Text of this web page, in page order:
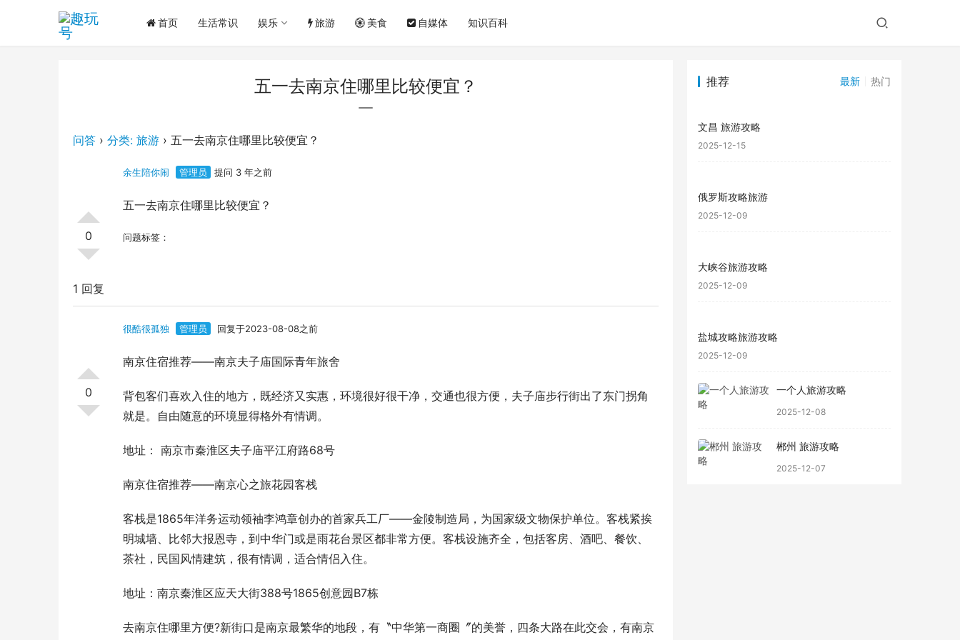
首页 生活常识 娱乐 旅游 美食 自媒体 知识百科
五一去南京住哪里比较便宜？
问答 › 分类: 旅游 › 五一去南京住哪里比较便宜？
0
余生陪你闹 管理员 提问 3 年之前
五一去南京住哪里比较便宜？
问题标签：
1 回复
0
很酷很孤独 管理员 回复于2023-08-08之前
南京住宿推荐——南京夫子庙国际青年旅舍
背包客们喜欢入住的地方，既经济又实惠，环境很好很干净，交通也很方便，夫子庙步行街出了东门拐角
就是。自由随意的环境显得格外有情调。
地址： 南京市秦淮区夫子庙平江府路68号
南京住宿推荐——南京心之旅花园客栈
客栈是1865年洋务运动领袖李鸿章创办的首家兵工厂——金陵制造局，为国家级文物保护单位。客栈紧挨
明城墙、比邻大报恩寺，到中华门或是雨花台景区都非常方便。客栈设施齐全，包括客房、酒吧、餐饮、
茶社，民国风情建筑，很有情调，适合情侣入住。
地址：南京秦淮区应天大街388号1865创意园B7栋
去南京住哪里方便?新街口是南京最繁华的地段，有〝中华第一商圈〞的美誉，四条大路在此交会，有南京
推荐 最新 热门
文昌 旅游攻略
2025-12-15
俄罗斯攻略旅游
2025-12-09
大峡谷旅游攻略
2025-12-09
盐城攻略旅游攻略
2025-12-09
一个人旅游攻略
2025-12-08
郴州 旅游攻略
2025-12-07